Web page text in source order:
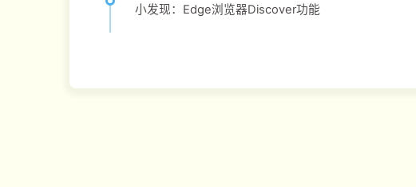
小发现：Edge浏览器Discover功能